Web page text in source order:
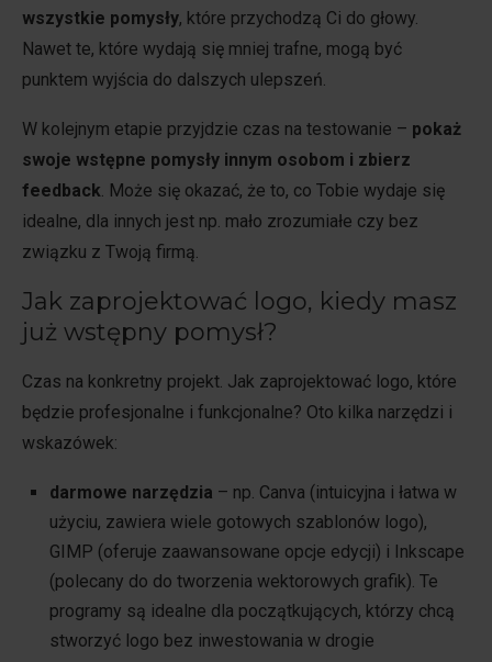
wszystkie pomysły, które przychodzą Ci do głowy.
Nawet te, które wydają się mniej trafne, mogą być
punktem wyjścia do dalszych ulepszeń.
W kolejnym etapie przyjdzie czas na testowanie – pokaż
swoje wstępne pomysły innym osobom i zbierz
feedback. Może się okazać, że to, co Tobie wydaje się
idealne, dla innych jest np. mało zrozumiałe czy bez
związku z Twoją firmą.
Jak zaprojektować logo, kiedy masz
już wstępny pomysł?
Czas na konkretny projekt. Jak zaprojektować logo, które
będzie profesjonalne i funkcjonalne? Oto kilka narzędzi i
wskazówek:
darmowe narzędzia – np. Canva (intuicyjna i łatwa w
użyciu, zawiera wiele gotowych szablonów logo),
GIMP (oferuje zaawansowane opcje edycji) i Inkscape
(polecany do do tworzenia wektorowych grafik). Te
programy są idealne dla początkujących, którzy chcą
stworzyć logo bez inwestowania w drogie